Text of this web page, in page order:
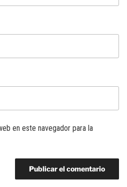
en este navegador para la